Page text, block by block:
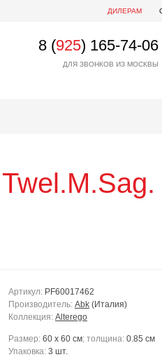
ДИЛЕРАМ
8 (925) 165-74-06
ДЛЯ ЗВОНКОВ ИЗ МОСКВЫ
Артикул: PF60017462
Производитель: Abk (Италия)
Коллекция: Alterego
Размер: 60 x 60 см; толщина: 0.85 см
Упаковка: 3 шт.